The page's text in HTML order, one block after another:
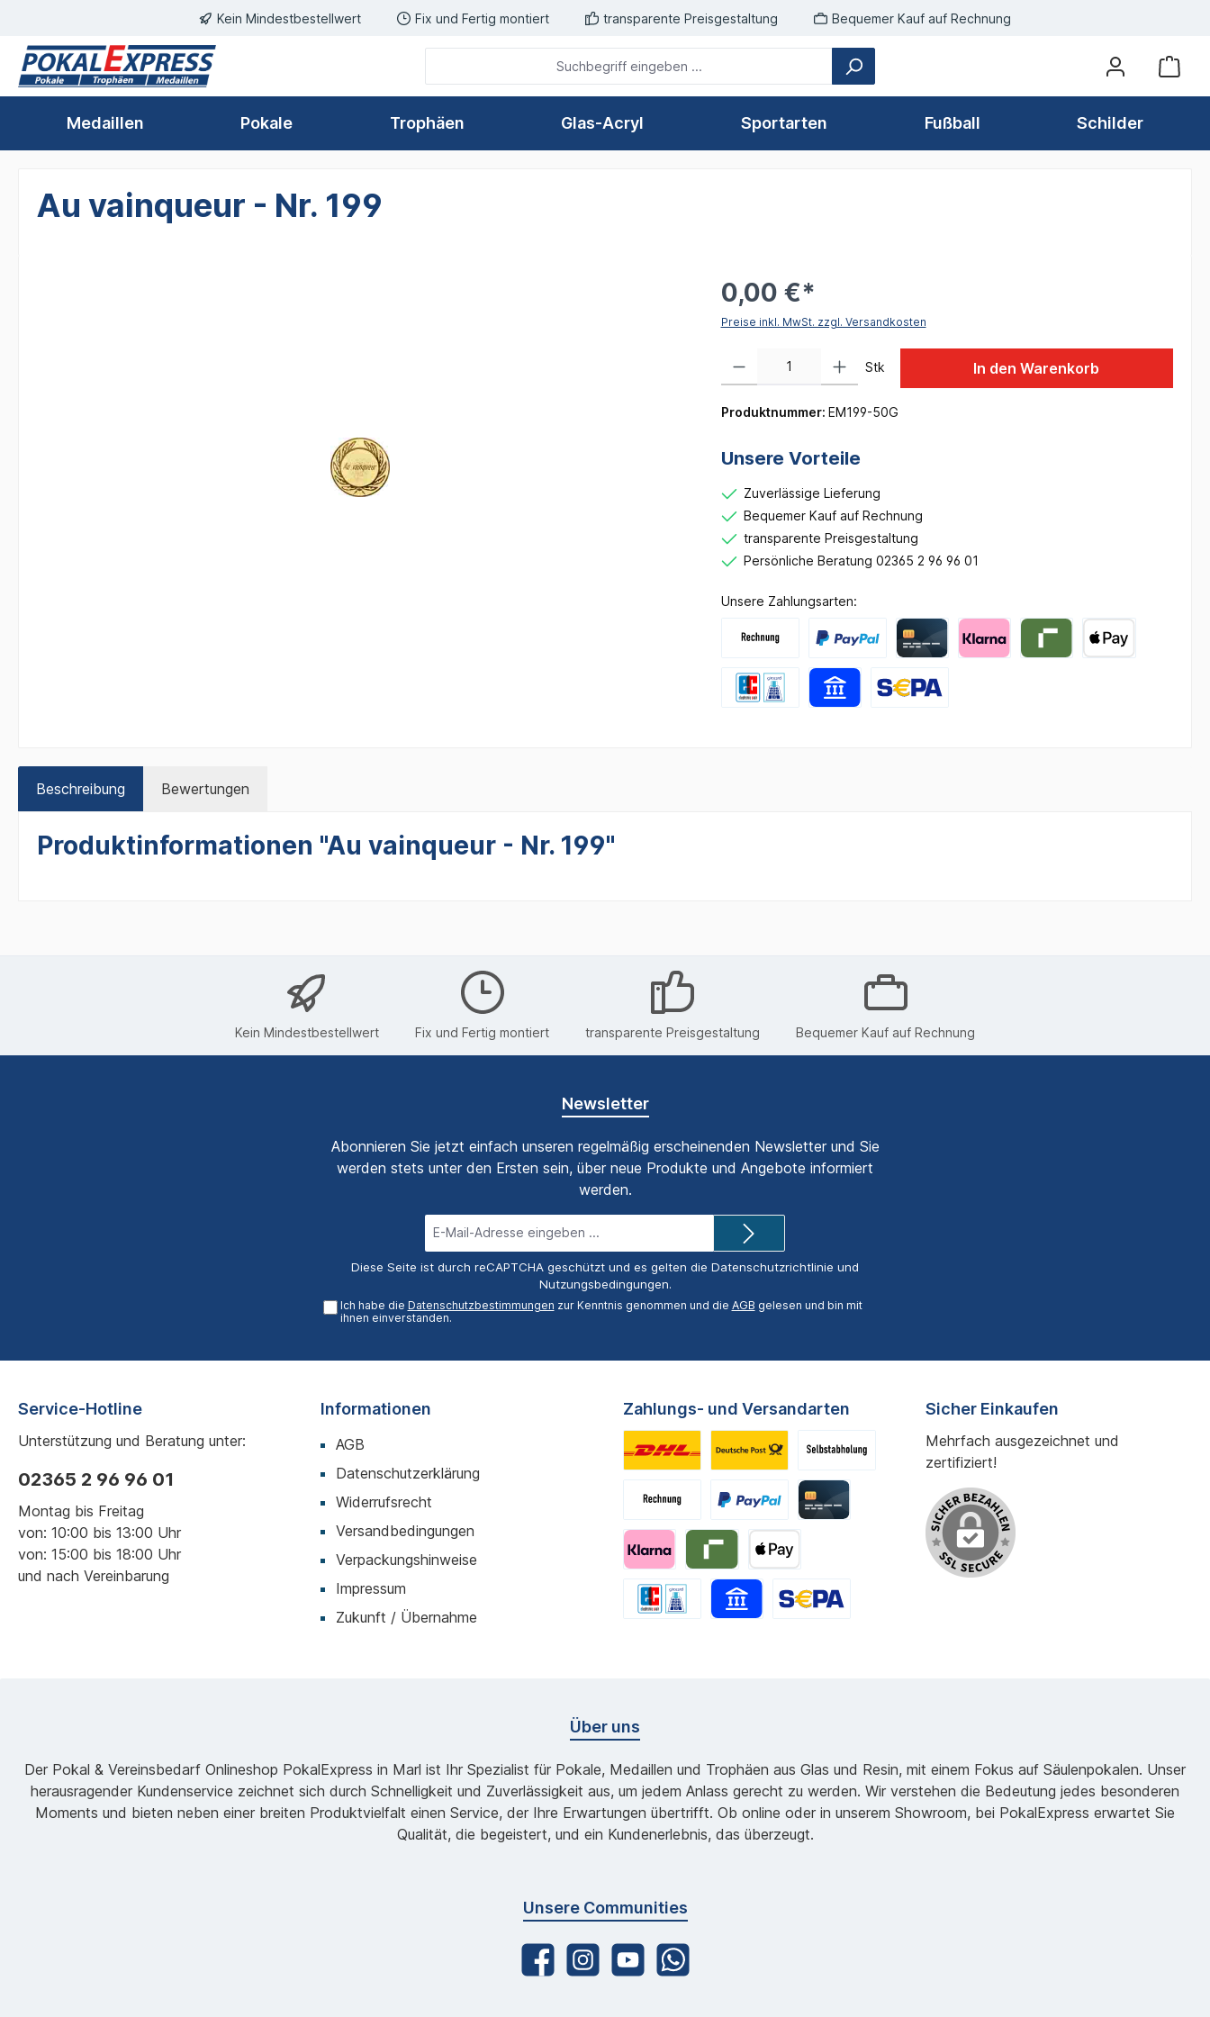
Zur Hauptnavigation springenKein Mindestbestellwert Fix und Fertig montiert transparente Preisgestaltung Bequemer Kauf auf Rechnung
Medaillen Pokale Trophäen Glas-Acryl Sportarten Fußball Schilder
Au vainqueur - Nr. 199
0,00 €*
Preise inkl. MwSt. zzgl. Versandkosten
Stk In den Warenkorb
Produktnummer: EM199-50G
Unsere Vorteile
Zuverlässige Lieferung
Bequemer Kauf auf Rechnung
transparente Preisgestaltung
Persönliche Beratung 02365 2 96 96 01
Unsere Zahlungsarten:
Beschreibung Bewertungen
Produktinformationen "Au vainqueur - Nr. 199"
Kein Mindestbestellwert Fix und Fertig montiert transparente Preisgestaltung Bequemer Kauf auf Rechnung
Newsletter
Abonnieren Sie jetzt einfach unseren regelmäßig erscheinenden Newsletter und Sie
werden stets unter den Ersten sein, über neue Produkte und Angebote informiert
werden.
Mail-
Adresse*
Diese Seite ist durch reCAPTCHA geschützt und es gelten die Datenschutzrichtlinie und
Nutzungsbedingungen.
Ich habe die Datenschutzbestimmungen zur Kenntnis genommen und die AGB gelesen und bin mit
ihnen einverstanden.
Service-Hotline
Unterstützung und Beratung unter:
02365 2 96 96 01
Montag bis Freitag
von: 10:00 bis 13:00 Uhr
von: 15:00 bis 18:00 Uhr
und nach Vereinbarung
Informationen
AGB
Datenschutzerklärung
Widerrufsrecht
Versandbedingungen
Verpackungshinweise
Impressum
Zukunft / Übernahme
Zahlungs- und Versandarten Sicher Einkaufen
Mehrfach ausgezeichnet und
zertifiziert!
Über uns
Der Pokal & Vereinsbedarf Onlineshop PokalExpress in Marl ist Ihr Spezialist für Pokale, Medaillen und Trophäen aus Glas und Resin, mit einem Fokus auf Säulenpokalen. Unser
herausragender Kundenservice zeichnet sich durch Schnelligkeit und Zuverlässigkeit aus, um jedem Anlass gerecht zu werden. Wir verstehen die Bedeutung jedes besonderen
Moments und bieten neben einer breiten Produktvielfalt einen Service, der Ihre Erwartungen übertrifft. Ob online oder in unserem Showroom, bei PokalExpress erwartet Sie
Qualität, die begeistert, und ein Kundenerlebnis, das überzeugt.
Unsere Communities